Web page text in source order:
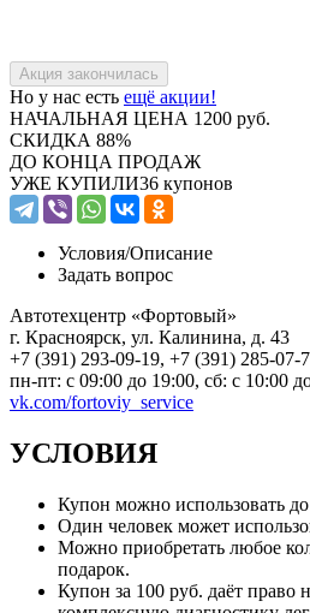
Но у нас есть ещё акции!
НАЧАЛЬНАЯ ЦЕНА 1200 руб.
СКИДКА 88%
ДО КОНЦА ПРОДАЖ
УЖЕ КУПИЛИ36 купонов
Условия/Описание
Задать вопрос
Автотехцентр «Фортовый»
г. Красноярск, ул. Калинина, д. 43
+7 (391) 293-09-19, +7 (391) 285-07-
пн-пт: с 09:00 до 19:00, сб: с 10:00
vk.com/fortoviy_service
УСЛОВИЯ
Купон можно использовать до
Один человек может
Можно приобретать любое
подарок.
Купон за 100 руб. даёт право